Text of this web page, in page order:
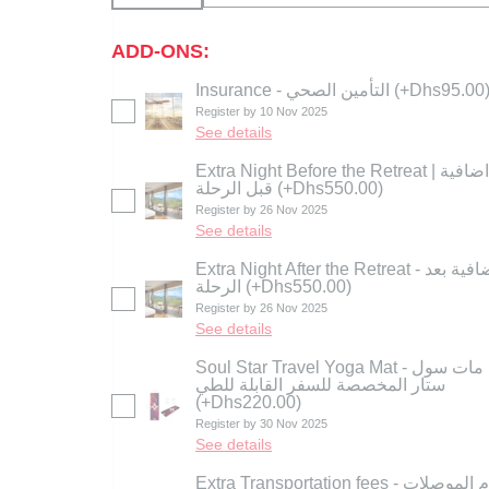
ADD-ONS:
(+Dhs95.00)
Register by 10 Nov 2025
See details
Extra Night Before the Retreat | ليلة اضافية
(+Dhs550.00)
Register by 26 Nov 2025
See details
Extra Night After the Retreat - ليلة اضافية بعد
(+Dhs550.00)
Register by 26 Nov 2025
See details
Soul Star Travel Yoga Mat - يوغا مات سول
ستار المخصصة للسفر القابلة للطي
(+Dhs220.00)
Register by 30 Nov 2025
See details
Extra Transportation fees - رسوم الموصلات